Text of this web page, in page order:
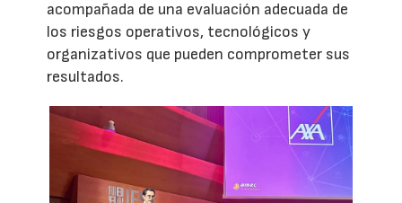
acompañada de una evaluación adecuada de
los riesgos operativos, tecnológicos y
organizativos que pueden comprometer sus
resultados.